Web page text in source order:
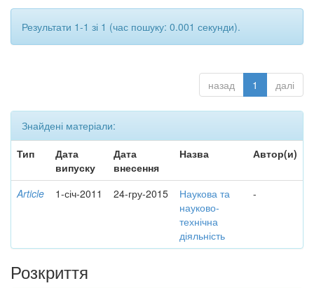
Результати 1-1 зі 1 (час пошуку: 0.001 секунди).
назад 1 далі
Знайдені матеріали:
Тип
Дата
випуску
Дата
внесення
Назва Автор(и)
Article 1-січ-2011 24-гру-2015
Наукова та
науково-
технічна
діяльність
-
Розкриття